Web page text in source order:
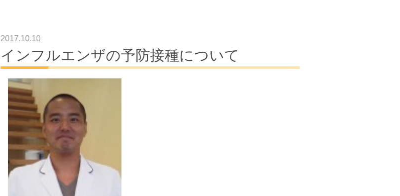
2017.10.10
インフルエンザの予防接種について